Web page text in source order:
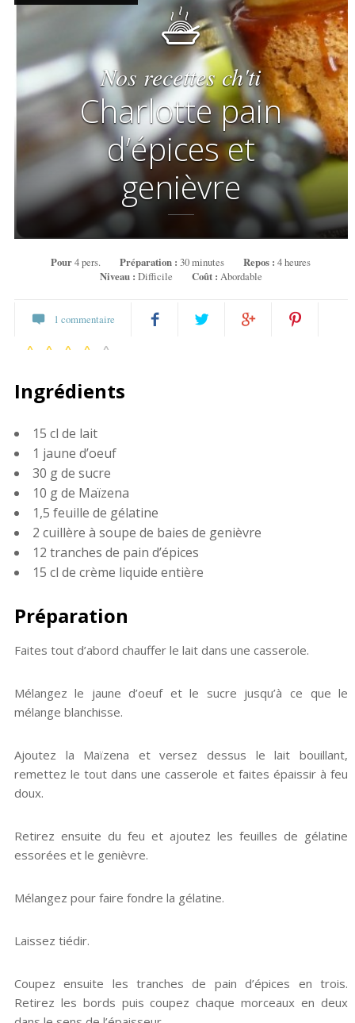
Nos recettes ch'ti
Charlotte pain
d’épices et
genièvre
Pour4 pers. Préparation :30 minutes Repos :4 heures
Niveau : Difficile Coût : Abordable
1 commentaire
Ingrédients
15 cl de lait
1 jaune d’oeuf
30 g de sucre
10 g de Maïzena
1,5 feuille de gélatine
2 cuillère à soupe de baies de genièvre
12 tranches de pain d’épices
15 cl de crème liquide entière
Préparation
Faites tout d’abord chauffer le lait dans une casserole.
Mélangez le jaune d’oeuf et le sucre jusqu’à ce que le
mélange blanchisse.
Ajoutez la Maïzena et versez dessus le lait bouillant,
remettez le tout dans une casserole et faites épaissir à feu
doux.
Retirez ensuite du feu et ajoutez les feuilles de gélatine
essorées et le genièvre.
Mélangez pour faire fondre la gélatine.
Laissez tiédir.
Coupez ensuite les tranches de pain d’épices en trois.
Retirez les bords puis coupez chaque morceaux en deux